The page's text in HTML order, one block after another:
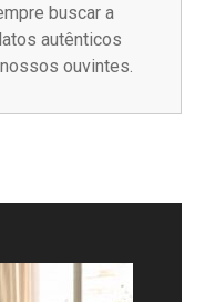
buscar a
autênticos
ouvintes.